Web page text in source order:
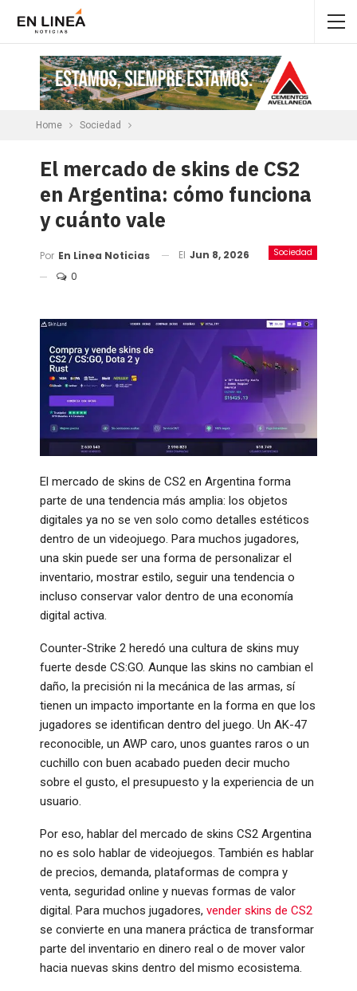
Home Sociedad
El mercado de skins de CS2
en Argentina: cómo funciona
y cuánto vale
Sociedad
Por En Linea Noticias El Jun 8, 2026
0
El mercado de skins de CS2 en Argentina forma
parte de una tendencia más amplia: los objetos
digitales ya no se ven solo como detalles estéticos
dentro de un videojuego. Para muchos jugadores,
una skin puede ser una forma de personalizar el
inventario, mostrar estilo, seguir una tendencia o
incluso conservar valor dentro de una economía
digital activa.
Counter-Strike 2 heredó una cultura de skins muy
fuerte desde CS:GO. Aunque las skins no cambian el
daño, la precisión ni la mecánica de las armas, sí
tienen un impacto importante en la forma en que los
jugadores se identifican dentro del juego. Un AK-47
reconocible, un AWP caro, unos guantes raros o un
cuchillo con buen acabado pueden decir mucho
sobre el gusto, el presupuesto y la experiencia de un
usuario.
Por eso, hablar del mercado de skins CS2 Argentina
no es solo hablar de videojuegos. También es hablar
de precios, demanda, plataformas de compra y
venta, seguridad online y nuevas formas de valor
digital. Para muchos jugadores, vender skins de CS2
se convierte en una manera práctica de transformar
parte del inventario en dinero real o de mover valor
hacia nuevas skins dentro del mismo ecosistema.